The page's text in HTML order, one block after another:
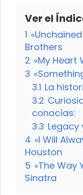
Ver el
1
Brothers
2 «My Heart
3
3.1 La
3.2
conocías:
3.3
4 «I Will
Houston
5 «The Way
Sinatra